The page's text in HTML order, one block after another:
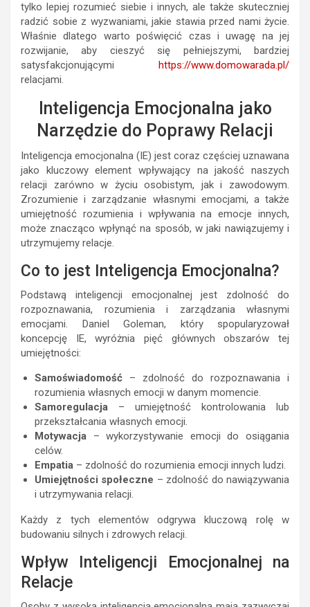
tylko lepiej rozumieć siebie i innych, ale także skuteczniej
radzić sobie z wyzwaniami, jakie stawia przed nami życie.
Właśnie dlatego warto poświęcić czas i uwagę na jej
rozwijanie, aby cieszyć się pełniejszymi, bardziej
satysfakcjonującymi
https://www.domowarada.pl/
relacjami.
Inteligencja Emocjonalna jako
Narzędzie do Poprawy Relacji
Inteligencja emocjonalna (IE) jest coraz częściej uznawana
jako kluczowy element wpływający na jakość naszych
relacji zarówno w życiu osobistym, jak i zawodowym.
Zrozumienie i zarządzanie własnymi emocjami, a także
umiejętność rozumienia i wpływania na emocje innych,
może znacząco wpłynąć na sposób, w jaki nawiązujemy i
utrzymujemy relacje.
Co to jest Inteligencja Emocjonalna?
Podstawą inteligencji emocjonalnej jest zdolność do
rozpoznawania, rozumienia i zarządzania własnymi
emocjami. Daniel Goleman, który spopularyzował
koncepcję IE, wyróżnia pięć głównych obszarów tej
umiejętności:
Samoświadomość – zdolność do rozpoznawania i
rozumienia własnych emocji w danym momencie.
Samoregulacja – umiejętność kontrolowania lub
przekształcania własnych emocji.
Motywacja – wykorzystywanie emocji do osiągania
celów.
Empatia – zdolność do rozumienia emocji innych ludzi.
Umiejętności społeczne – zdolność do nawiązywania
i utrzymywania relacji.
Każdy z tych elementów odgrywa kluczową rolę w
budowaniu silnych i zdrowych relacji.
Wpływ Inteligencji Emocjonalnej na
Relacje